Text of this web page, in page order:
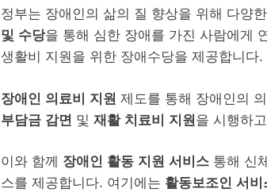
정부는 장애인의 삶의 질 향상을 위해 다양
및 수당을 통해 심한 장애를 가진 사람에게
생활비 지원을 위한 장애수당을 제공합니다.
장애인 의료비 지원 제도를 통해 장애인의
부담금 감면 및 재활 치료비 지원을 시행하
이와 함께 장애인 활동 지원 서비스 통해 신
스를 제공합니다. 여기에는 활동보조인 서비